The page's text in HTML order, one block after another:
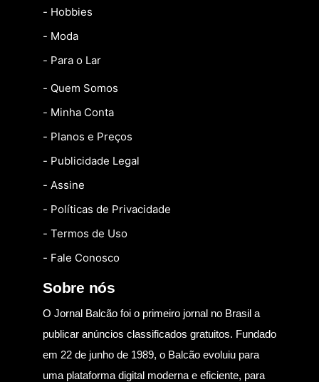
- Hobbies
- Moda
- Para o Lar
- Quem Somos
- Minha Conta
- Planos e Preços
- Publicidade Legal
- Assine
- Políticas de Privacidade
- Termos de Uso
- Fale Conosco
Sobre nós
O Jornal Balcão foi o primeiro jornal no Brasil a
publicar anúncios classificados gratuitos. Fundado
em 22 de junho de 1989, o Balcão evoluiu para
uma plataforma digital moderna e eficiente, para